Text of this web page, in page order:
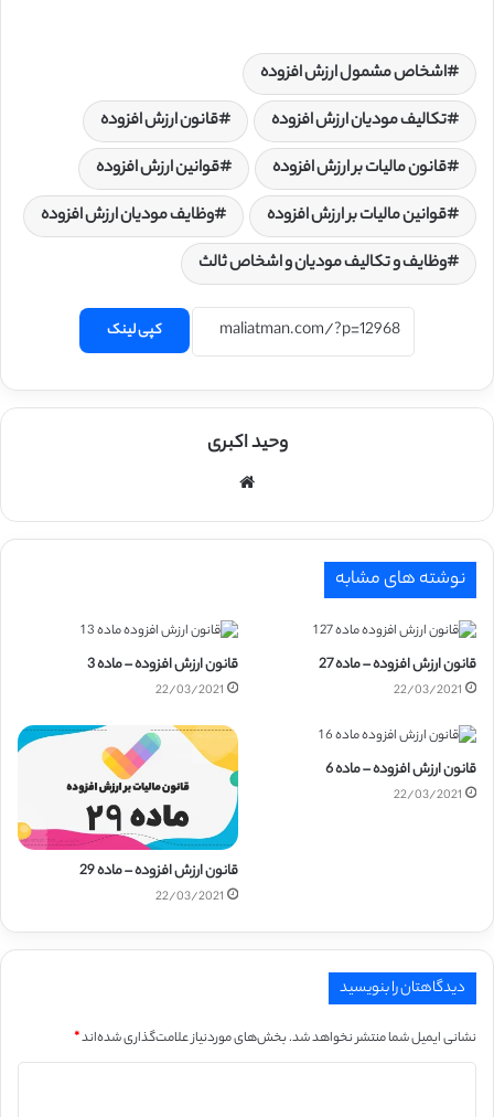
اشخاص مشمول ارزش افزوده
تکالیف مودیان ارزش افزوده
قانون ارزش افزوده
قانون مالیات بر ارزش افزوده
قوانین ارزش افزوده
قوانین مالیات بر ارزش افزوده
وظایف مودیان ارزش افزوده
وظایف و تکالیف مودیان و اشخاص ثالث
کپی لینک
وحید اکبری
نوشته های مشابه
قانون ارزش افزوده – ماده 27
22/03/2021
قانون ارزش افزوده – ماده 3
22/03/2021
قانون ارزش افزوده – ماده 6
22/03/2021
قانون ارزش افزوده – ماده 29
22/03/2021
دیدگاهتان را بنویسید
نشانی ایمیل شما منتشر نخواهد شد.بخش‌های موردنیاز علامت‌گذاری شده‌اند*